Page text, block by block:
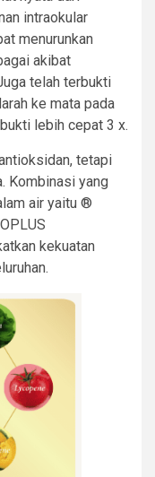
intraokular
menurunkan
akibat
telah terbukti
ke mata pada
lebih cepat 3 x.
tetapi
Kombinasi yang
air yaitu ®
kekuatan